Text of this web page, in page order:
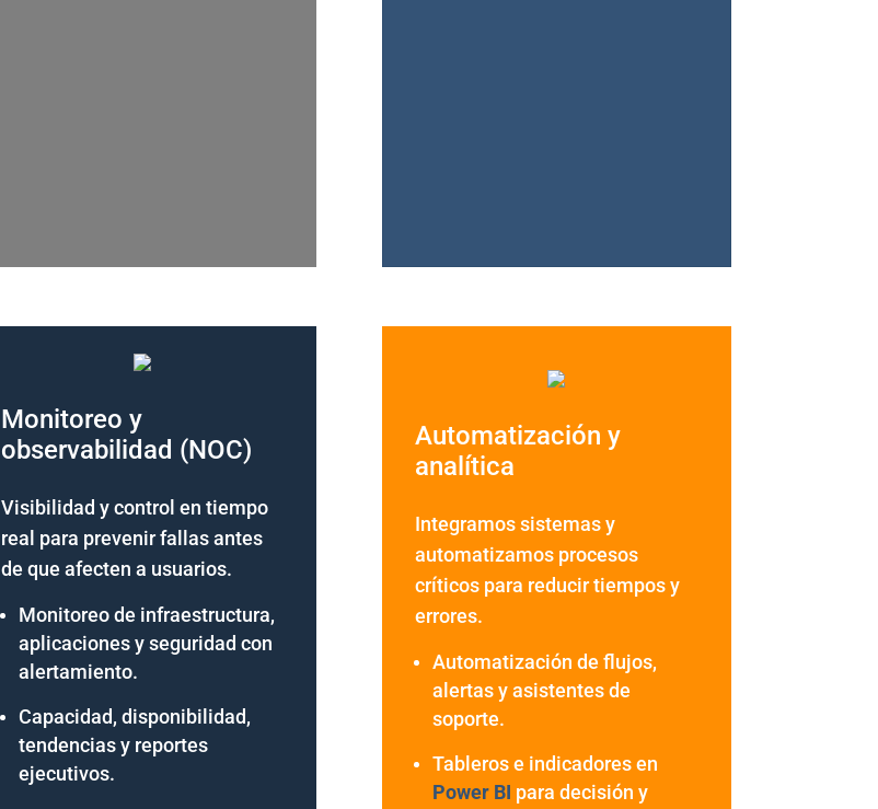
Monitoreo y
observabilidad (NOC)
Visibilidad y control en tiempo
real para prevenir fallas antes
de que afecten a usuarios.
Monitoreo de infraestructura,
aplicaciones y seguridad con
alertamiento.
Capacidad, disponibilidad,
tendencias y reportes
ejecutivos.
Automatización y
analítica
Integramos sistemas y
automatizamos procesos
críticos para reducir tiempos y
errores.
Automatización de flujos,
alertas y asistentes de
soporte.
Tableros e indicadores en
Power BI para decisión y